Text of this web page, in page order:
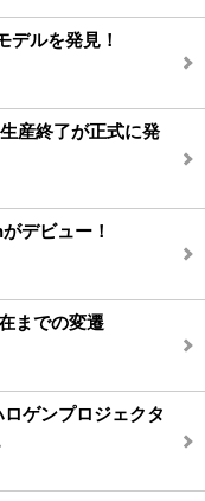
デルを発見！
産終了が正式に発
デビュー！
までの変遷
ゲンプロジェクタ